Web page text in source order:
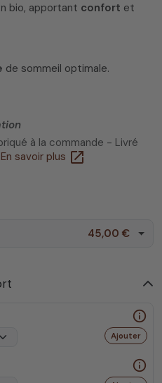
bio, apportant confort et
de sommeil optimale.
à la commande - Livré
En savoir plus open_in_new
45,00 €
info_outline
Ajouter
info_outline